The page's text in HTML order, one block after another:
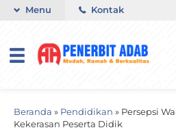
Menu Kontak
Beranda » Pendidikan » Persepsi
Kekerasan Peserta Didik